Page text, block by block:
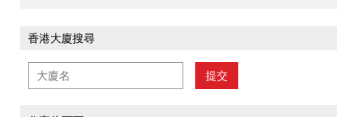
香港大廈搜尋
提交